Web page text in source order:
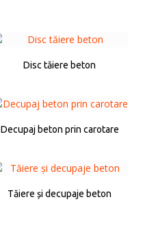
Disc tăiere beton
Decupaj beton prin carotare
Tăiere și decupaje beton